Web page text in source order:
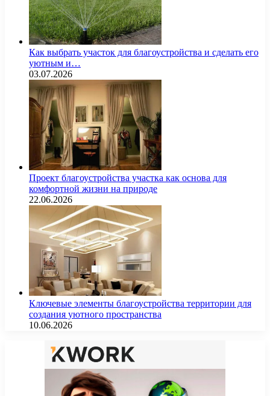
Как выбрать участок для благоустройства и сделать его
уютным и…
03.07.2026
Проект благоустройства участка как основа для
комфортной жизни на природе
22.06.2026
Ключевые элементы благоустройства территории для
создания уютного пространства
10.06.2026